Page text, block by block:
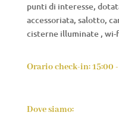
punti di interesse,
accessoriata, salotto,
cisterne illuminate , wi-
Orario check-in: 15:00
Dove siamo: